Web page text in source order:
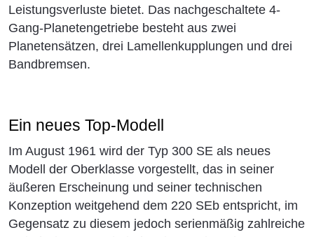
Leistungsverluste bietet. Das nachgeschaltete 4-
Gang-Planetengetriebe besteht aus zwei
Planetensätzen, drei Lamellenkupplungen und drei
Bandbremsen.
Ein neues Top-Modell
Im August 1961 wird der Typ 300 SE als neues
Modell der Oberklasse vorgestellt, das in seiner
äußeren Erscheinung und seiner technischen
Konzeption weitgehend dem 220 SEb entspricht, im
Gegensatz zu diesem jedoch serienmäßig zahlreiche